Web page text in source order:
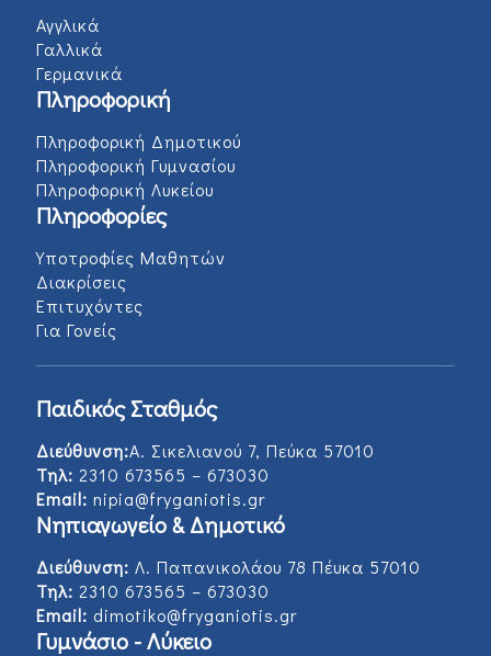
Αγγλικά
Γαλλικά
Γερμανικά
Πληροφορική
Πληροφορική Δημοτικού
Πληροφορική Γυμνασίου
Πληροφορική Λυκείου
Πληροφορίες
Υποτροφίες Μαθητών
Διακρίσεις
Επιτυχόντες
Για Γονείς
Παιδικός Σταθμός
Διεύθυνση:Α. Σικελιανού 7, Πεύκα 57010
Τηλ: 2310 673565 – 673030
Email: nipia@fryganiotis.gr
Νηπιαγωγείο & Δημοτικό
Διεύθυνση: Λ. Παπανικολάου 78 Πέυκα 57010
Τηλ: 2310 673565 – 673030
Email: dimotiko@fryganiotis.gr
Γυμνάσιο - Λύκειο